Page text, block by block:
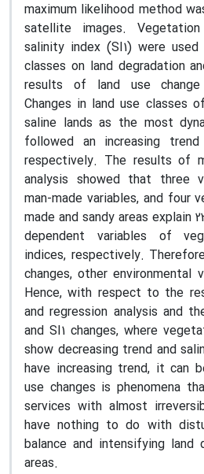
maximum likelihood method
satellite images.
salinity index (SI1) were
classes on land degradation
results of land use
Changes in land use classes
saline lands as the most
followed an increasing trend
respectively. The results of
analysis showed that three
man-made variables, and four
made and sandy areas explain
dependent variables of
indices, respectively.
changes, other environmental
Hence, with respect to the
and regression analysis and
and SI1 changes, where
show decreasing trend and
have increasing trend, it can
use changes is phenomena
services with almost
have nothing to do with
balance and intensifying land
areas.